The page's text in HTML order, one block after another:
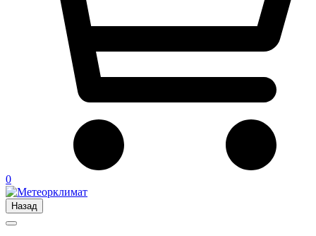
0
Назад